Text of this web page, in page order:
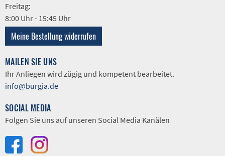
Freitag:
8:00 Uhr - 15:45 Uhr
Meine Bestellung widerrufen
MAILEN SIE UNS
Ihr Anliegen wird zügig und kompetent bearbeitet.
info@burgia.de
SOCIAL MEDIA
Folgen Sie uns auf unseren Social Media Kanälen